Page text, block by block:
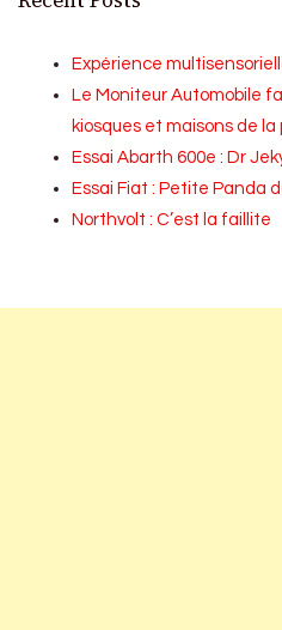
Expérience
Le Moniteur Automobile
kiosques et maisons de la
Essai Abarth 600e : Dr
Essai Fiat : Petite Panda
Northvolt : C’est la faillite